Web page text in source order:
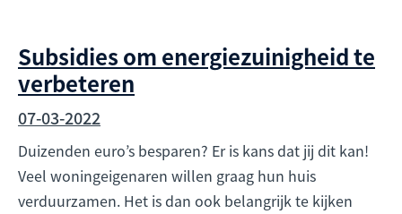
Subsidies om energiezuinigheid te
verbeteren
07-03-2022
Duizenden euro’s besparen? Er is kans dat jij dit kan!
Veel woningeigenaren willen graag hun huis
verduurzamen. Het is dan ook belangrijk te kijken